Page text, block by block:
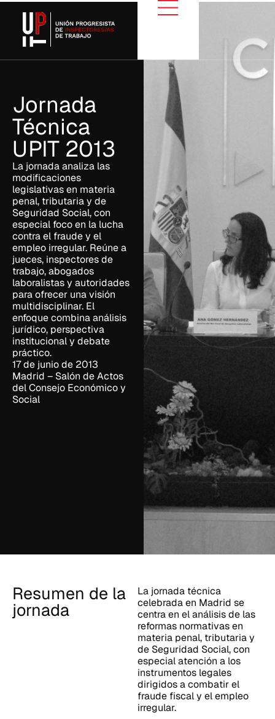
Jornada
Técnica
UPIT 2013
La jornada analiza las
modificaciones
legislativas en materia
penal, tributaria y de
Seguridad Social, con
especial foco en la lucha
contra el fraude y el
empleo irregular. Reúne a
jueces, inspectores de
trabajo, abogados
laboralistas y autoridades
para ofrecer una visión
multidisciplinar. El
enfoque combina análisis
jurídico, perspectiva
institucional y debate
práctico.
17 de junio de 2013
Madrid – Salón de Actos
del Consejo Económico y
Social
Resumen de la
jornada
La jornada técnica
celebrada en Madrid se
centra en el análisis de las
reformas normativas en
materia penal, tributaria y
de Seguridad Social, con
especial atención a los
instrumentos legales
dirigidos a combatir el
fraude fiscal y el empleo
irregular.